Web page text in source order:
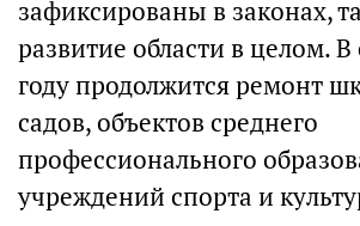
зафиксированы в законах,
развитие области в целом.
году продолжится ремонт
садов, объектов среднего
профессионального
учреждений спорта и